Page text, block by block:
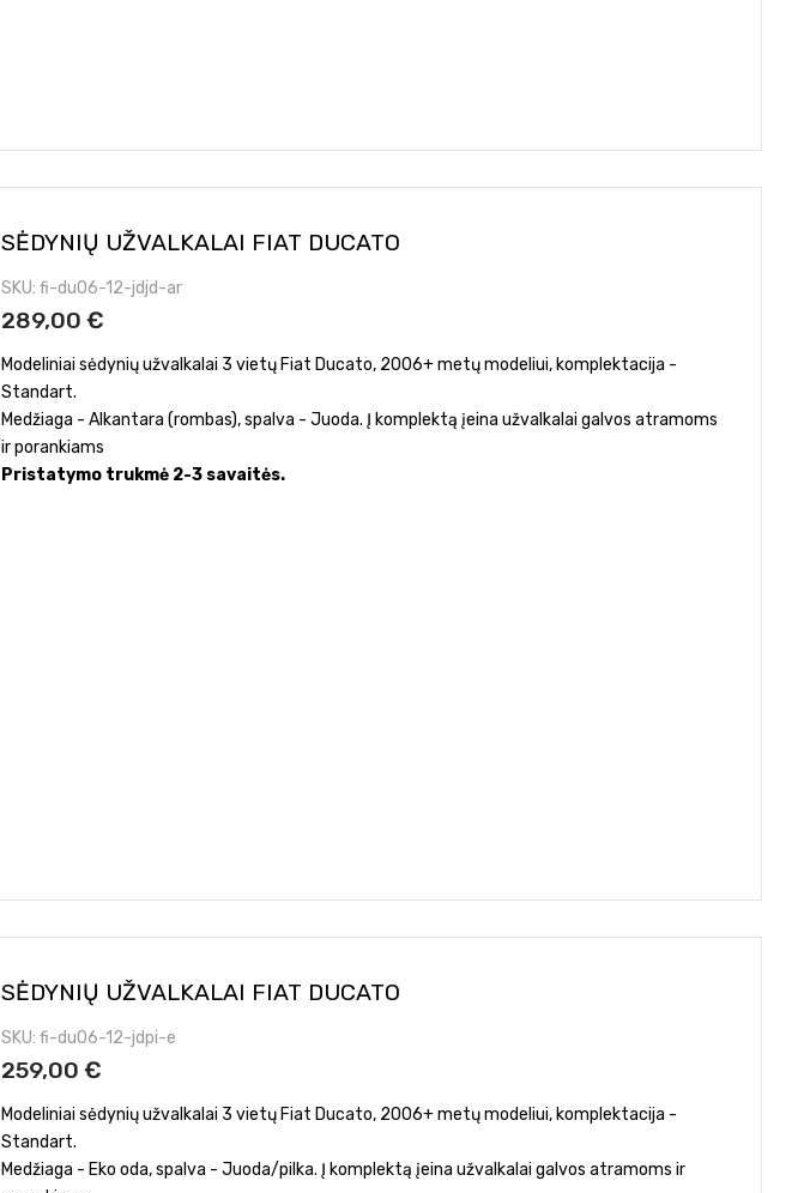
SĖDYNIŲ UŽVALKALAI FIAT DUCATO
SKU fi-du06-12-jdjd-ar
289,00 €
Modeliniai sėdynių užvalkalai 3 vietų Fiat Ducato, 2006+ metų modeliui, komplektacija -
Standart.
Medžiaga - Alkantara (rombas), spalva - Juoda. Į komplektą įeina užvalkalai galvos atramoms
ir porankiams
Pristatymo trukmė 2-3 savaitės.
SĖDYNIŲ UŽVALKALAI FIAT DUCATO
SKU fi-du06-12-jdpi-e
259,00 €
Modeliniai sėdynių užvalkalai 3 vietų Fiat Ducato, 2006+ metų modeliui, komplektacija -
Standart.
Medžiaga - Eko oda, spalva - Juoda/pilka. Į komplektą įeina užvalkalai galvos atramoms ir